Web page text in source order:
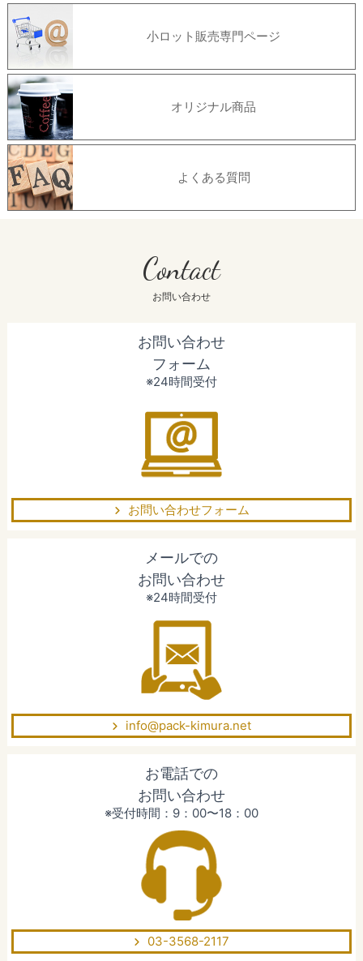
小ロット販売専門ページ
オリジナル商品
よくある質問
Contact
お問い合わせ
お問い合わせ
フォーム
※24時間受付
お問い合わせフォーム
メールでの
お問い合わせ
※24時間受付
info@pack-kimura.net
お電話での
お問い合わせ
※受付時間：9：00〜18：00
03-3568-2117